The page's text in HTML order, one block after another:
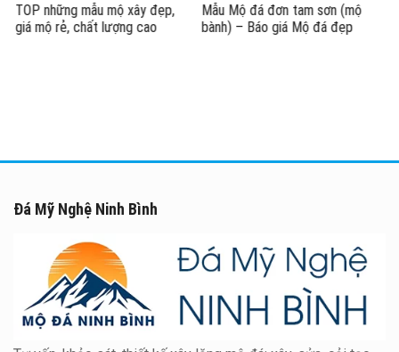
Mẫu Mộ đá đơn tam sơn (mộ
bành) – Báo giá Mộ đá đẹp
Mẫu Mộ đá Ninh Bình đẹp –
Mộ 3 cấp kích thước mộ rộng
Đá Mỹ Nghệ Ninh Bình